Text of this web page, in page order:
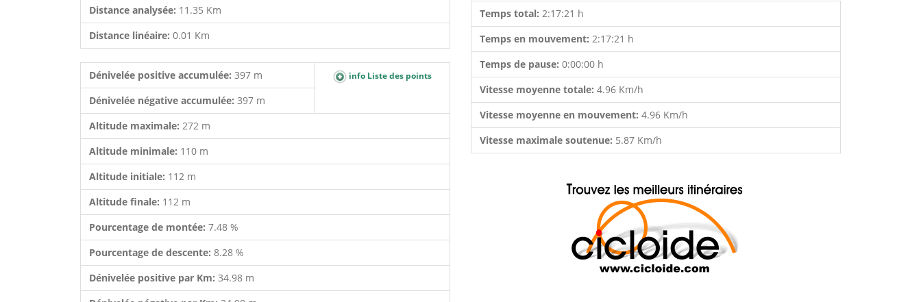
Distance analysée: 11.35 Km
Distance linéaire: 0.01 Km
Dénivelée positive accumulée: 397 m info Liste des points
Dénivelée négative accumulée: 397 m
Altitude maximale: 272 m
Altitude minimale: 110 m
Altitude initiale: 112 m
Altitude finale: 112 m
Pourcentage de montée: 7.48 %
Pourcentage de descente: 8.28 %
Dénivelée positive par Km: 34.98 m
Temps total: 2:17:21 h
Temps en mouvement: 2:17:21 h
Temps de pause: 0:00:00 h
Vitesse moyenne totale: 4.96 Km/h
Vitesse moyenne en mouvement: 4.96 Km/h
Vitesse maximale soutenue: 5.87 Km/h